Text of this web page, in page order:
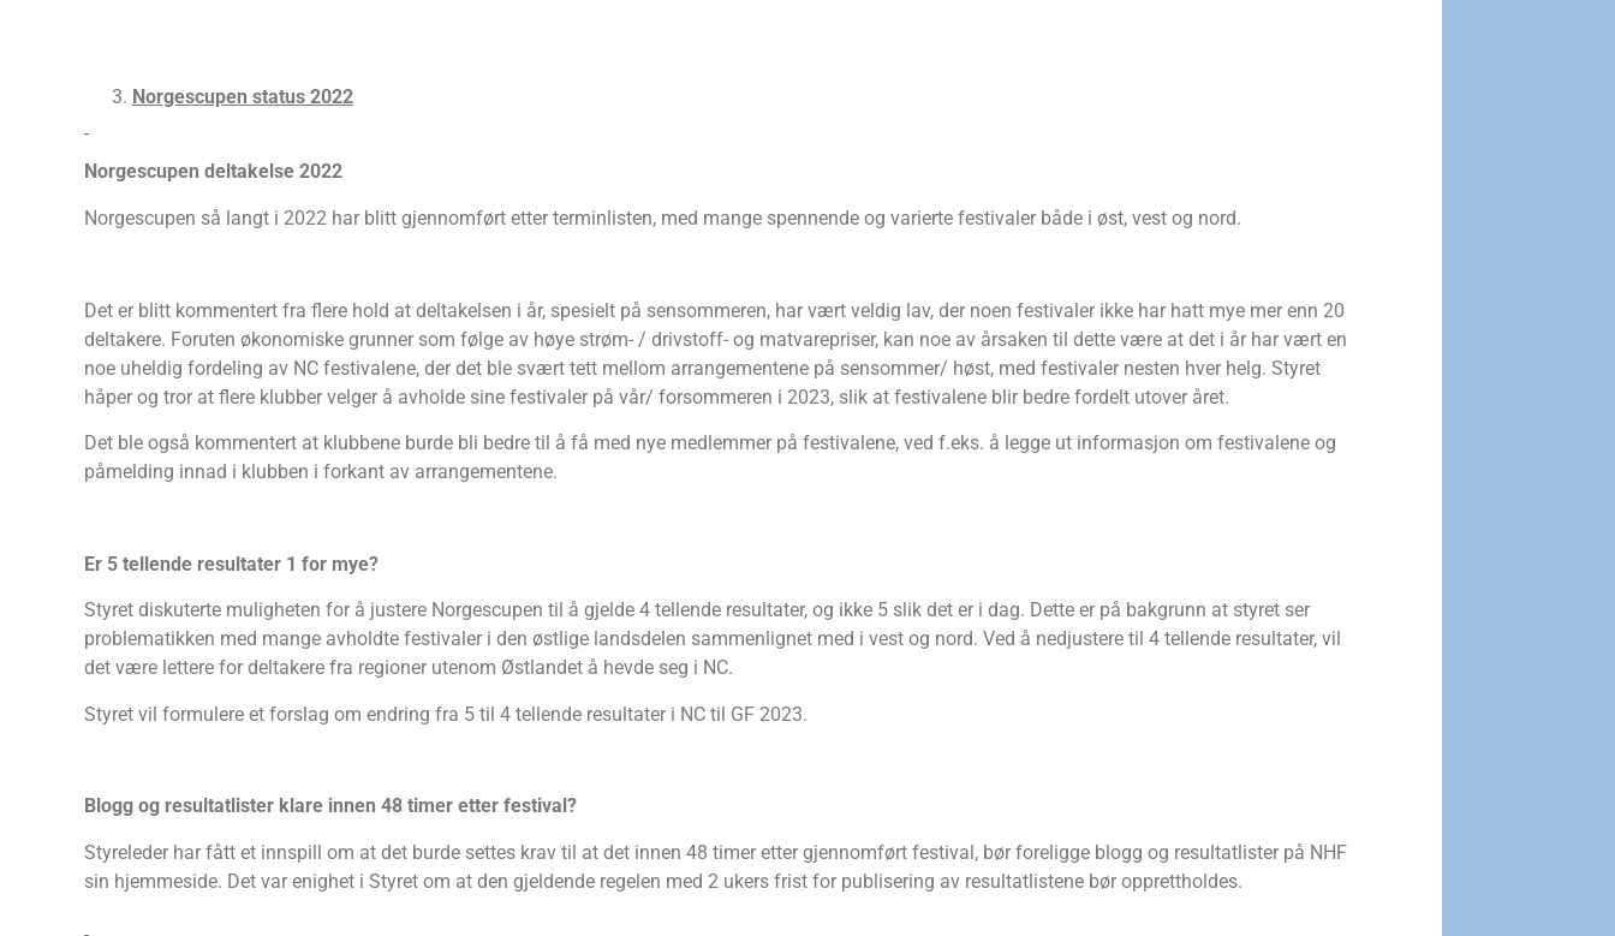
Norgescupen status 2022
Norgescupen deltakelse 2022
Norgescupen så langt i 2022 har blitt gjennomført etter terminlisten, med mange spennende og varierte festivaler både i øst, vest og nord.
Det er blitt kommentert fra flere hold at deltakelsen i år, spesielt på sensommeren, har vært veldig lav, der noen festivaler ikke har hatt mye mer enn 20
deltakere. Foruten økonomiske grunner som følge av høye strøm- / drivstoff- og matvarepriser, kan noe av årsaken til dette være at det i år har vært en
noe uheldig fordeling av NC festivalene, der det ble svært tett mellom arrangementene på sensommer/ høst, med festivaler nesten hver helg. Styret
håper og tror at flere klubber velger å avholde sine festivaler på vår/ forsommeren i 2023, slik at festivalene blir bedre fordelt utover året.
Det ble også kommentert at klubbene burde bli bedre til å få med nye medlemmer på festivalene, ved f.eks. å legge ut informasjon om festivalene og
påmelding innad i klubben i forkant av arrangementene.
Er 5 tellende resultater 1 for mye?
Styret diskuterte muligheten for å justere Norgescupen til å gjelde 4 tellende resultater, og ikke 5 slik det er i dag. Dette er på bakgrunn at styret ser
problematikken med mange avholdte festivaler i den østlige landsdelen sammenlignet med i vest og nord. Ved å nedjustere til 4 tellende resultater, vil
det være lettere for deltakere fra regioner utenom Østlandet å hevde seg i NC.
Styret vil formulere et forslag om endring fra 5 til 4 tellende resultater i NC til GF 2023.
Blogg og resultatlister klare innen 48 timer etter festival?
Styreleder har fått et innspill om at det burde settes krav til at det innen 48 timer etter gjennomført festival, bør foreligge blogg og resultatlister på NHF
sin hjemmeside. Det var enighet i Styret om at den gjeldende regelen med 2 ukers frist for publisering av resultatlistene bør opprettholdes.